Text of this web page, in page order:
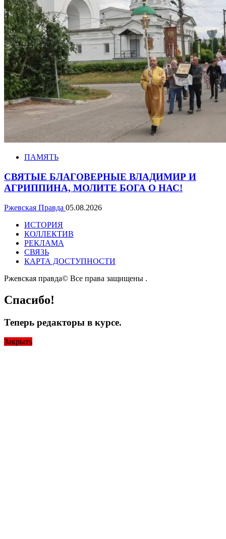
ПАМЯТЬ
СВЯТЫЕ БЛАГОВЕРНЫЕ ВЛАДИМИР И
АГРИППИНА, МОЛИТЕ БОГА О НАС!
Ржевская Правда 05.08.2026
ИСТОРИЯ
КОЛЛЕКТИВ
РЕКЛАМА
СВЯЗЬ
КАРТА ДОСТУПНОСТИ
Ржевская правда© Все права защищены .
Спасибо!
Теперь редакторы в курсе.
Закрыть